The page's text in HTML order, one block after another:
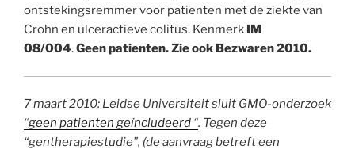
ontstekingsremmer voor patienten met de ziekte van
Crohn en ulceractieve colitus. Kenmerk IM
08/004.Geen patienten. Zie ook Bezwaren 2010.
7 maart 2010: Leidse Universiteit sluit GMO-onderzoek
“geen patienten geïncludeerd “. Tegen deze
“gentherapiestudie”, (de aanvraag betreft een